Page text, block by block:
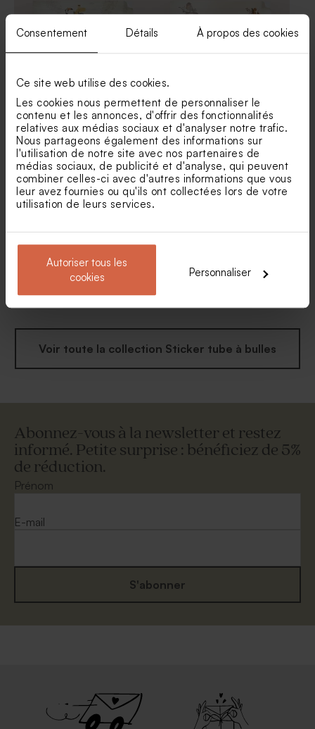
Consentement Détails À propos des cookies
Ce site web utilise des cookies.
Les cookies nous permettent de personnaliser le
contenu et les annonces, d'offrir des fonctionnalités
relatives aux médias sociaux et d'analyser notre trafic.
Nous partageons également des informations sur
l'utilisation de notre site avec nos partenaires de
médias sociaux, de publicité et d'analyse, qui peuvent
combiner celles-ci avec d'autres informations que vous
leur avez fournies ou qu'ils ont collectées lors de votre
utilisation de leurs services.
Autoriser tous les
cookies
Personnaliser
Tube à bulles baptême vert
eucalyptus
Tube à bulles naissance
Sticker autocollant tube à
bulles famille de la jungle
Stickers tube à bulles
Maurice
Sticker autocollant tube à
bulles ours aventurier
bulles famille des animaux
Voir toute la collection Sticker tube à bulles
Abonnez-vous à la newsletter et restez
informé. Petite surprise : bénéficiez de 5%
de réduction.
Prénom
E-mail
S'abonner